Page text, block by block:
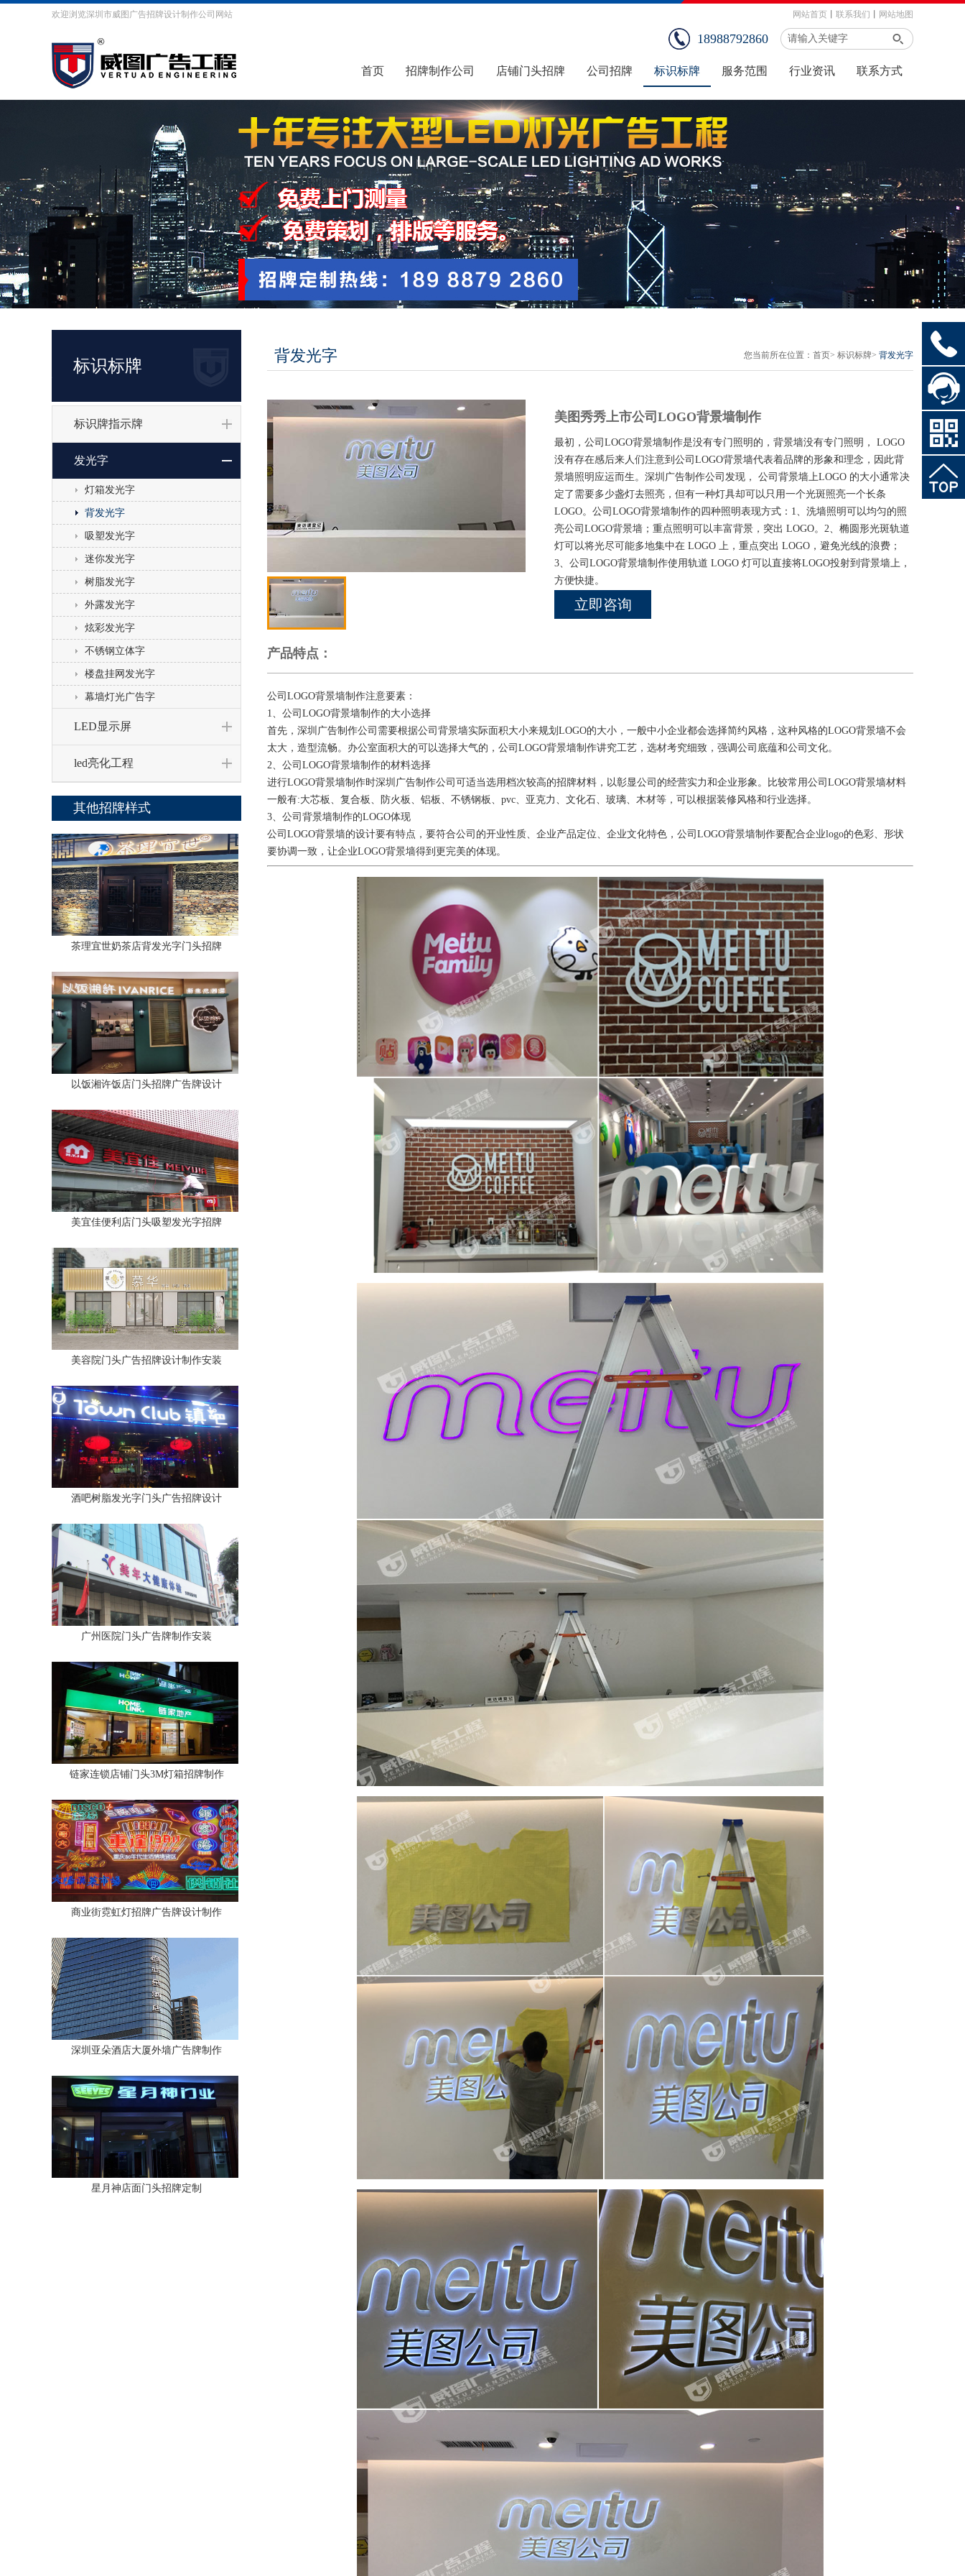
欢迎浏览深圳市威图广告招牌设计制作公司网站 网站首页 联系我们 网站地图
18988792860
首页 招牌制作公司 店铺门头招牌 公司招牌 标识标牌 服务范围 行业资讯 联系方式
标识标牌
标识牌指示牌
发光字
灯箱发光字
背发光字
吸塑发光字
迷你发光字
树脂发光字
外露发光字
炫彩发光字
不锈钢立体字
楼盘挂网发光字
幕墙灯光广告字
LED显示屏
led亮化工程
其他招牌样式
茶理宜世奶茶店背发光字门头招牌
以饭湘许饭店门头招牌广告牌设计
美宜佳便利店门头吸塑发光字招牌
美容院门头广告招牌设计制作安装
酒吧树脂发光字门头广告招牌设计
广州医院门头广告牌制作安装
链家连锁店铺门头3M灯箱招牌制作
商业街霓虹灯招牌广告牌设计制作
深圳亚朵酒店大厦外墙广告牌制作
星月神店面门头招牌定制
您当前所在位置： 首页> 标识标牌> 背发光字
背发光字
美图秀秀上市公司LOGO背景墙制作
最初，公司LOGO背景墙制作是没有专门照明的，背景墙没有专门照明， LOGO
没有存在感后来人们注意到公司LOGO背景墙代表着品牌的形象和理念，因此背
景墙照明应运而生。深圳广告制作公司发现， 公司背景墙上LOGO 的大小通常决
定了需要多少盏灯去照亮，但有一种灯具却可以只用一个光斑照亮一个长条
LOGO。公司LOGO背景墙制作的四种照明表现方式：1、洗墙照明可以均匀的照
亮公司LOGO背景墙；重点照明可以丰富背景，突出 LOGO。2、椭圆形光斑轨道
灯可以将光尽可能多地集中在 LOGO 上，重点突出 LOGO，避免光线的浪费；
3、公司LOGO背景墙制作使用轨道 LOGO 灯可以直接将LOGO投射到背景墙上，
方便快捷。
立即咨询
产品特点：
公司LOGO背景墙制作注意要素：
1、公司LOGO背景墙制作的大小选择
首先，深圳广告制作公司需要根据公司背景墙实际面积大小来规划LOGO的大小，一般中小企业都会选择简约风格，这种风格的LOGO背景墙不会
太大，造型流畅。办公室面积大的可以选择大气的，公司LOGO背景墙制作讲究工艺，选材考究细致，强调公司底蕴和公司文化。
2、公司LOGO背景墙制作的材料选择
进行LOGO背景墙制作时深圳广告制作公司可适当选用档次较高的招牌材料，以彰显公司的经营实力和企业形象。比较常用公司LOGO背景墙材料
一般有:大芯板、复合板、防火板、铝板、不锈钢板、pvc、亚克力、文化石、玻璃、木材等，可以根据装修风格和行业选择。
3、公司背景墙制作的LOGO体现
公司LOGO背景墙的设计要有特点，要符合公司的开业性质、企业产品定位、企业文化特色，公司LOGO背景墙制作要配合企业logo的色彩、形状
要协调一致，让企业LOGO背景墙得到更完美的体现。